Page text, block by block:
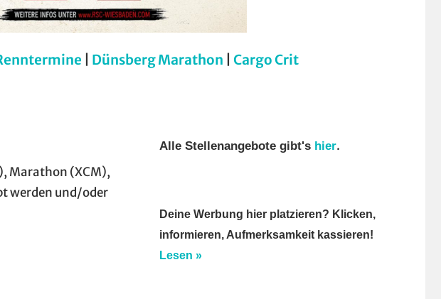
Dünsberg Marathon Cargo Crit
Marathon (XCM),
werden und/oder
Alle Stellenangebote gibt's hier.
Deine Werbung hier platzieren? Klicken,
informieren, Aufmerksamkeit kassieren!
Lesen »